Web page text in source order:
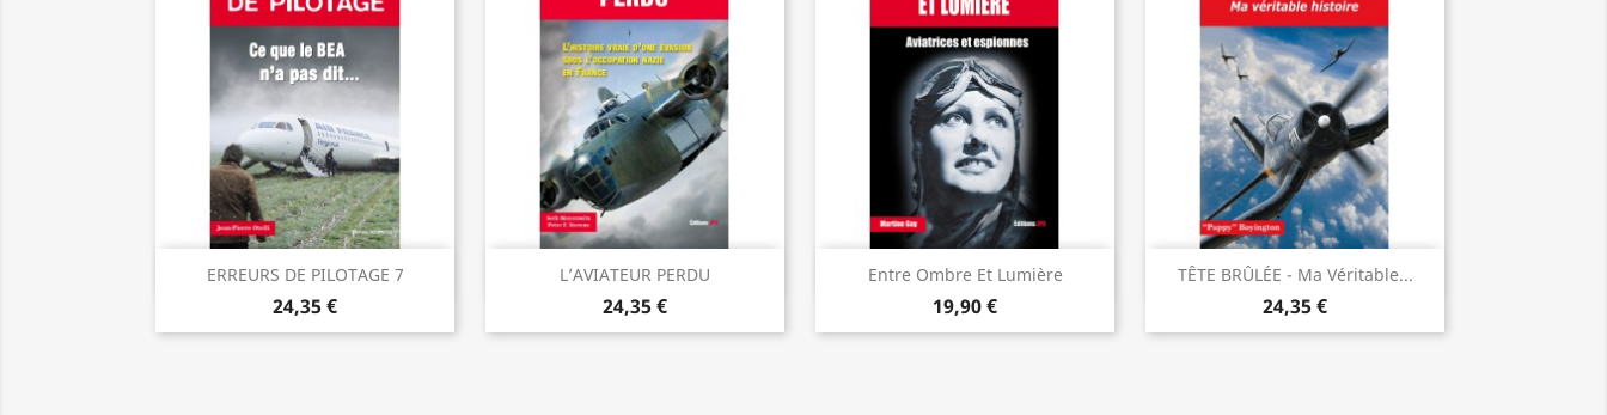
ERREURS DE PILOTAGE 7
24,35 €
Vorschau L’AVIATEUR PERDU
24,35 €
Vorschau Entre Ombre Et Lumière
19,90 €
Vorschau TÊTE BRÛLÉE - Ma Véritable...
24,35 €
Vorschau